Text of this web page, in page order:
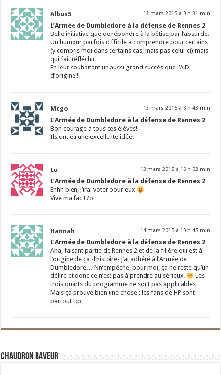
Albus5 13 mars 2015 à 0 h 31 min
L’Armée de Dumbledore à la défense de Rennes 2
Belle initiative que de répondre à la bêtise par l’absurde.
Un humour parfois difficile a comprendre pour certains
(y compris moi dans certains cas; mais pas celui-ci) mais
qui fait réfléchir…
En leur souhaitant un aussi grand succès que l’A.D
d’origine!!!
Mcgo 13 mars 2015 à 8 h 43 min
L’Armée de Dumbledore à la défense de Rennes 2
Bon courage à tous ces élèves!
Ils ont eu une excellente idée!
Lu 13 mars 2015 à 16 h 02 min
L’Armée de Dumbledore à la défense de Rennes 2
Ehhh bien, j’irai voter pour eux
Vive ma fac ! /o
Hannah 14 mars 2015 à 10 h 45 min
L’Armée de Dumbledore à la défense de Rennes 2
Aha, faisant partie de Rennes 2 et de la filière qui est à
l’origine de ça -l’histoire- j’ai adhéré à l’Armée de
Dumbledore… Nn’empêche, pour moi, ça ne reste qu’un
délire et donc ce n’est pas à prendre au sérieux.
Les
trois quarts du programme ne sont pas applicables…
Mais ça prouve bien une chose : les fans de HP sont
partout ! :p
Chaudron Baveur